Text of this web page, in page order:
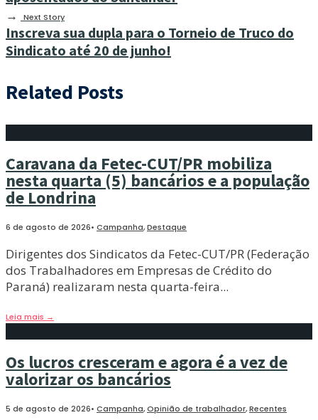
→ Next Story
Inscreva sua dupla para o Torneio de Truco do
Sindicato até 20 de junho!
Related Posts
Caravana da Fetec-CUT/PR mobiliza
nesta quarta (5) bancários e a população
de Londrina
6 de agosto de 2026• Campanha,Destaque
Dirigentes dos Sindicatos da Fetec-CUT/PR (Federação
dos Trabalhadores em Empresas de Crédito do
Paraná) realizaram nesta quarta-feira...
Leia mais →
Os lucros cresceram e agora é a vez de
valorizar os bancários
5 de agosto de 2026• Campanha,Opinião de trabalhador,Recentes